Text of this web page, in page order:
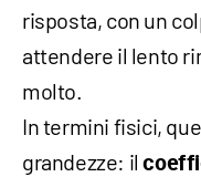
risposta, con un
attendere il lento
molto.
In termini fisici,
grandezze: il